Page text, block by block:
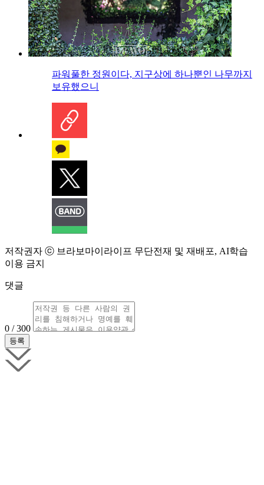
파워풀한 정원이다, 지구상에 하나뿐인 나무까지
보유했으니
저작권자 ⓒ 브라보마이라이프 무단전재 및 재배포, AI학습
이용 금지
댓글
0 / 300